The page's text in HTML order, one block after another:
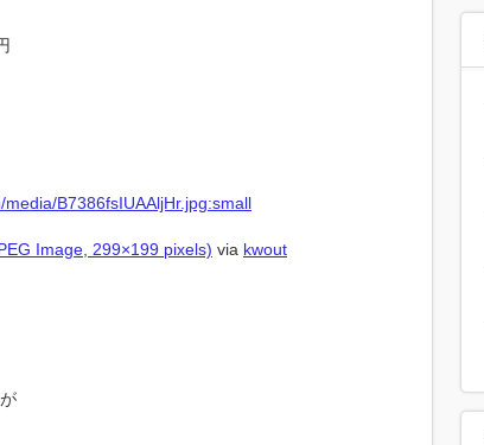
Image, 299×199 pixels) via kwout